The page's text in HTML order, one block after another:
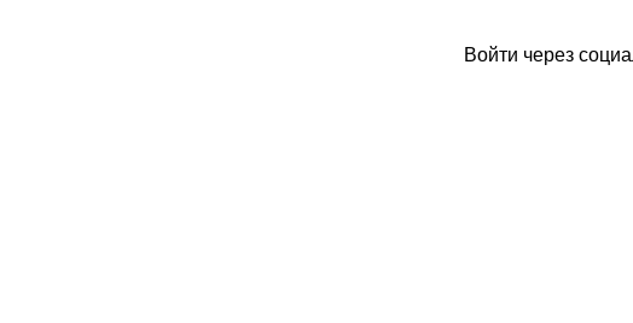
Войти через